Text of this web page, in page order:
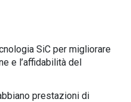
SiC per migliorare
e l’affidabilità del
prestazioni di